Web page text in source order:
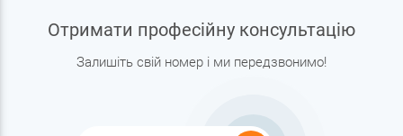
Отримати професійну консультацію
Залишіть свій номер і ми передзвонимо!